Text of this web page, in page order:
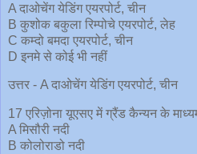
A दाओचेंग येडिंग एयरपोर्ट, चीन
B कुशोक बकुला रिम्पोचे एयरपोर्ट, लेह
C कम्दो बमदा एयरपोर्ट, चीन
D इनमे से कोई भी नहीं
उत्तर - A दाओचेंग येडिंग एयरपोर्ट, चीन
17 एरिज़ोना यूएसए में ग्रैंड कैन्यन के
A मिसौरी नदी
B कोलोराडो नदी